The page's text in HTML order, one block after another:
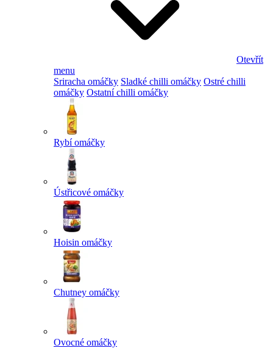
Otevřít
menu
Sriracha omáčky Sladké chilli omáčky Ostré chilli
omáčky Ostatní chilli omáčky
Rybí omáčky
Ústřicové omáčky
Hoisin omáčky
Chutney omáčky
Ovocné omáčky